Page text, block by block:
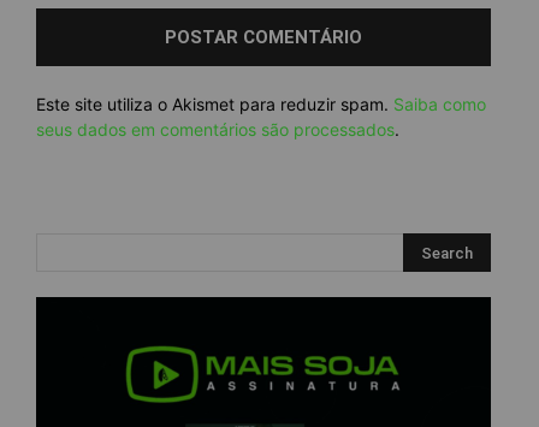
Este site utiliza o Akismet para reduzir spam. Saiba como
seus dados em comentários são processados.